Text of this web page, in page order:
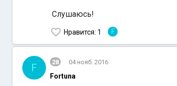
Слушаюсь!
Нравится: 1 F
F 28 04 нояб. 2016
Fortuna